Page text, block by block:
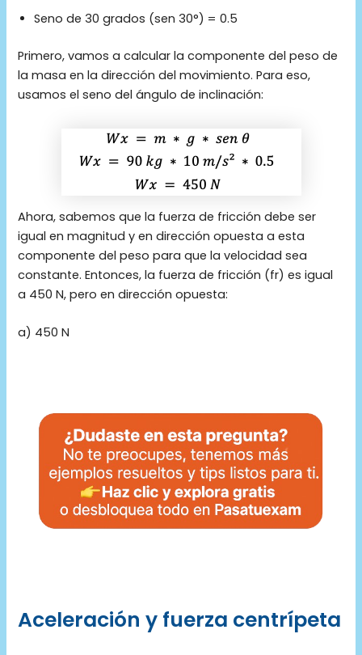
Seno de 30 grados (sen 30°) = 0.5
Primero, vamos a calcular la componente del peso de
la masa en la dirección del movimiento. Para eso,
usamos el seno del ángulo de inclinación:
Ahora, sabemos que la fuerza de fricción debe ser
igual en magnitud y en dirección opuesta a esta
componente del peso para que la velocidad sea
constante. Entonces, la fuerza de fricción (fr) es igual
a 450 N, pero en dirección opuesta:
a) 450 N
Aceleración y fuerza centrípeta